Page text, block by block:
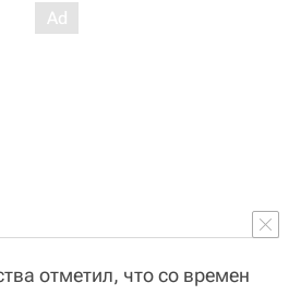
отметил, что со времен